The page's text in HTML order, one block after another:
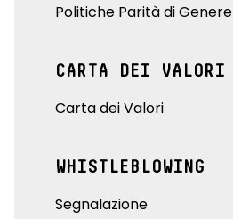
Politiche Parità di Genere
CARTA DEI VALORI
Carta dei Valori
WHISTLEBLOWING
Segnalazione